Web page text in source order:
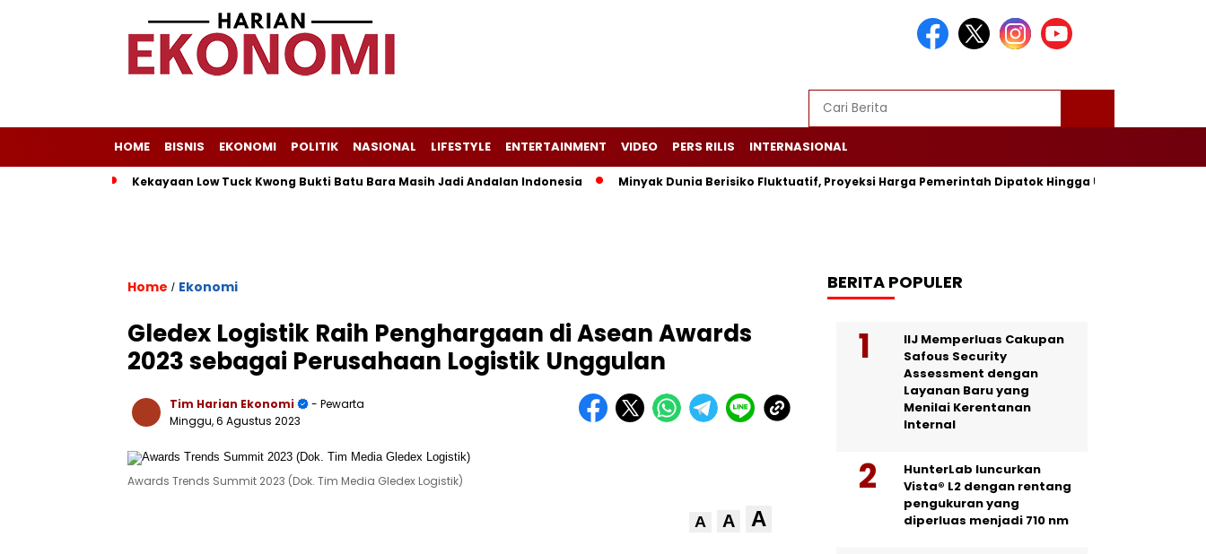
HOME BISNIS EKONOMI POLITIK NASIONAL LIFESTYLE ENTERTAINMENT VIDEO PERS RILIS INTERNASIONAL
Kekayaan Low Tuck Kwong Bukti Batu Bara Masih Jadi Andalan Indonesia Minyak Dunia Berisiko Fluktuatif, Proyeksi Harga Pemerintah Dipatok Hingga USD 94
Home / Ekonomi
Gledex Logistik Raih Penghargaan di Asean Awards
2023 sebagai Perusahaan Logistik Unggulan
Tim Harian Ekonomi
- Pewarta
Minggu, 6 Agustus 2023
Awards Trends Summit 2023 (Dok. Tim Media Gledex Logistik)
A A A
BERITA POPULER
IIJ Memperluas Cakupan
Safous Security
Assessment dengan
Layanan Baru yang
Menilai Kerentanan
Internal
HunterLab luncurkan
Vista® L2 dengan rentang
pengukuran yang
diperluas menjadi 710 nm